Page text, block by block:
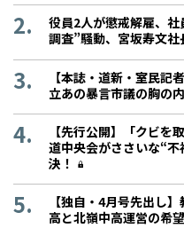
役員2人が懲戒解雇、
調査”騒動、宮坂寿文
【本誌・道新・室民
立あの暴言市議の胸の内
【先行公開】「クビを
道中央会がささいな“
決！
【独自・4月号先出し
高と北嶺中高運営の希